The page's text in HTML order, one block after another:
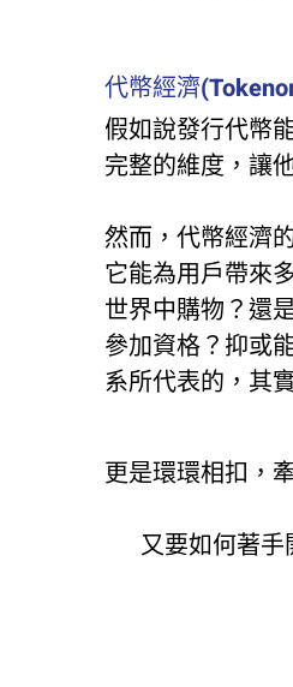
代幣經濟
假如說發行代幣
完整的維度，讓
然而，代幣經濟
它能為用戶帶來
世界中購物？還
參加資格？抑或
系所代表的，其
更是環環相扣，
又要如何著手